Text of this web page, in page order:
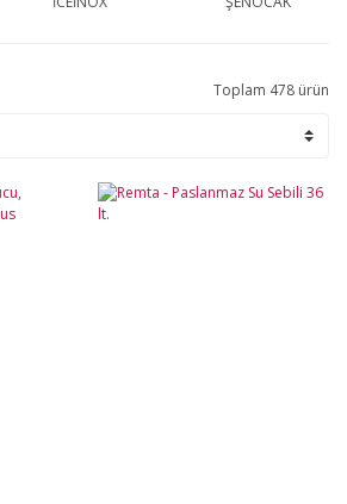
Toplam 478 ürün